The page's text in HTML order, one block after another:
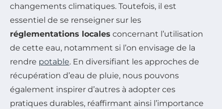
changements climatiques. Toutefois, il est
essentiel de se renseigner sur les
réglementations locales concernant l’utilisation
de cette eau, notamment si l’on envisage de la
rendre potable. En diversifiant les approches de
récupération d’eau de pluie, nous pouvons
également inspirer d’autres à adopter ces
pratiques durables, réaffirmant ainsi l’importance